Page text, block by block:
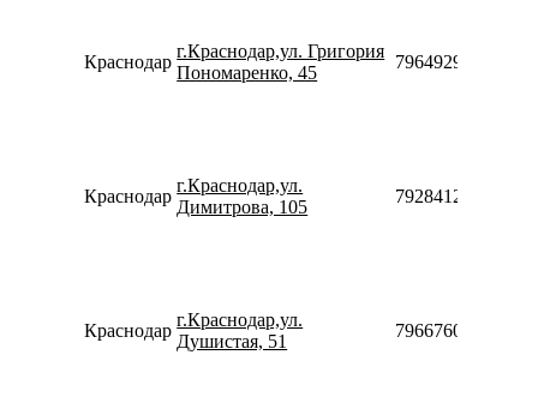
Краснодар
г.Краснодар,ул. Григория
Пономаренко, 45
79649295144
Краснодар
г.Краснодар,ул.
Димитрова, 105
79284124725
Краснодар
г.Краснодар,ул.
Душистая, 51
79667605027